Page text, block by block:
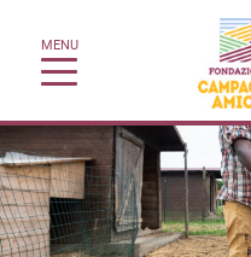
MENU